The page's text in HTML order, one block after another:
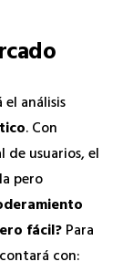
análisis
. Con
de usuarios, el
pero
fácil?Para
con: